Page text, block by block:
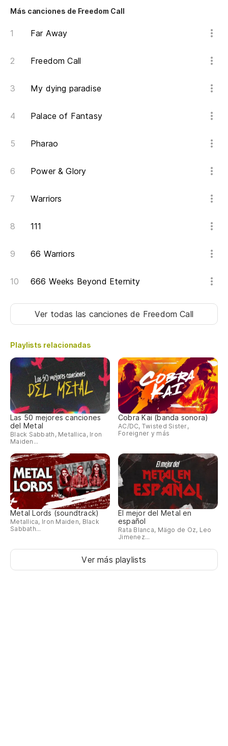
Más canciones de Freedom Call
Far Away
Freedom Call
My dying paradise
Palace of Fantasy
Pharao
Power & Glory
Warriors
111
66 Warriors
666 Weeks Beyond Eternity
Ver todas las cancionesde Freedom Call
Playlists relacionadas
Las 50 mejores canciones
del Metal
Black Sabbath, Metallica, Iron
Maiden...
Cobra Kai (banda sonora)
AC/DC, Twisted Sister,
Foreigner y más
Metal Lords (soundtrack)
Metallica, Iron Maiden, Black
Sabbath...
El mejor del Metal en
español
Rata Blanca, Mägo de Oz, Leo
Jimenez...
Ver más playlists